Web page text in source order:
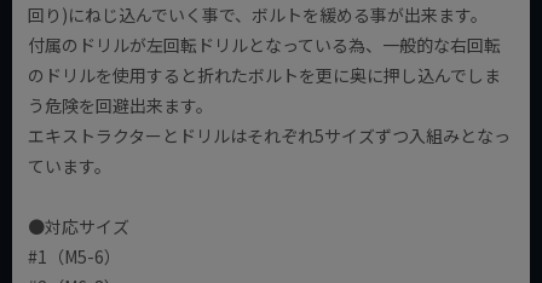
回り)にねじ込んでいく事で、ボルトを緩める事が出来ます。
付属のドリルが左回転ドリルとなっている為、一般的な右回転
のドリルを使用すると折れたボルトを更に奥に押し込んでしま
う危険を回避出来ます。
エキストラクターとドリルはそれぞれ5サイズずつ入組みとなっ
ています。
●対応サイズ
#1（M5-6）